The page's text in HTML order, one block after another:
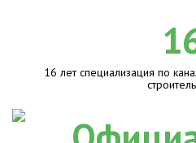
16 лет специализация по